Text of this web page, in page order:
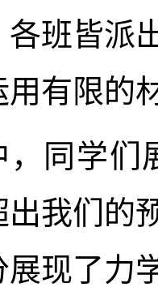
各班皆派
有限的
，同学
我们的
展现了力